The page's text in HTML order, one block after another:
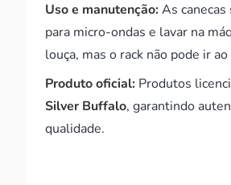
Uso e manutenção:As canecas
para micro-ondas e lavar na
louça, mas o rack não pode ir
Produto oficial: Produtos
Silver Buffalo, garantindo
qualidade.